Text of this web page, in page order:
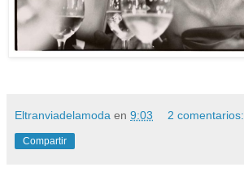
Eltranviadelamoda en 9:03 2 comentarios:
Compartir